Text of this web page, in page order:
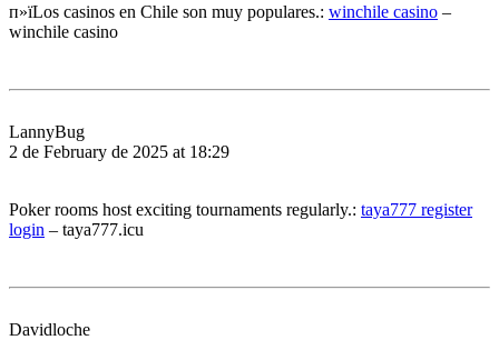
п»їLos casinos en Chile son muy populares.: winchile casino –
winchile casino
LannyBug
2 de February de 2025 at 18:29
Poker rooms host exciting tournaments regularly.: taya777 register
login – taya777.icu
Davidloche